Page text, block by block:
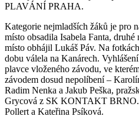
PLAVÁNÍ PRAHA.
Kategorie nejmladších žáků je pro
místo obsadila Isabela Fanta,
místo obhájil Lukáš Páv. Na
dobu válela na Kanárech.
plavce vloženého závodu, ve
závodem dosud nepolíbení –
Radim Nenka a Jakub Peška,
Grycová z SK KONTAKT BRNO.
Pollert a Kateřina Psíková.